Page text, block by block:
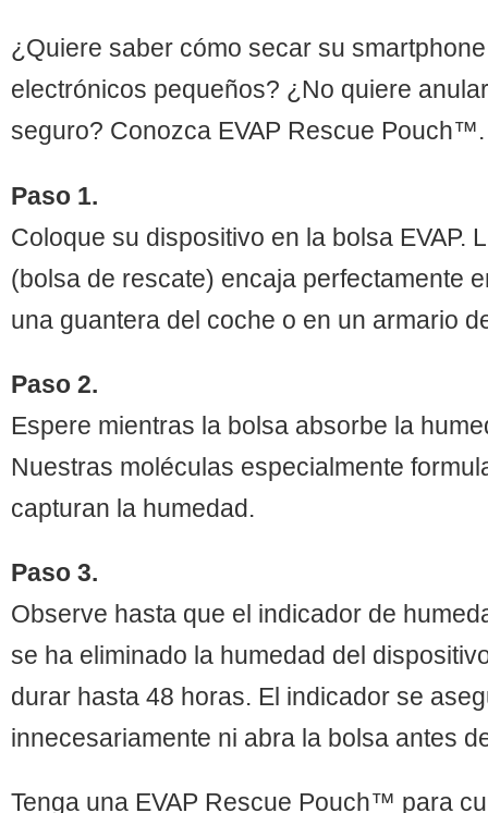
¿Quiere saber cómo secar su
electrónicos pequeños? ¿No quiere
seguro? Conozca EVAP Rescue Pouch™.
Paso 1.
Coloque su dispositivo en la bolsa EVAP.
(bolsa de rescate) encaja perfectamente
una guantera del coche o en un armario
Paso 2.
Espere mientras la bolsa absorbe la
Nuestras moléculas especialmente
capturan la humedad.
Paso 3.
Observe hasta que el indicador de
se ha eliminado la humedad del
durar hasta 48 horas. El indicador se
innecesariamente ni abra la bolsa antes
Tenga una EVAP Rescue Pouch™ para